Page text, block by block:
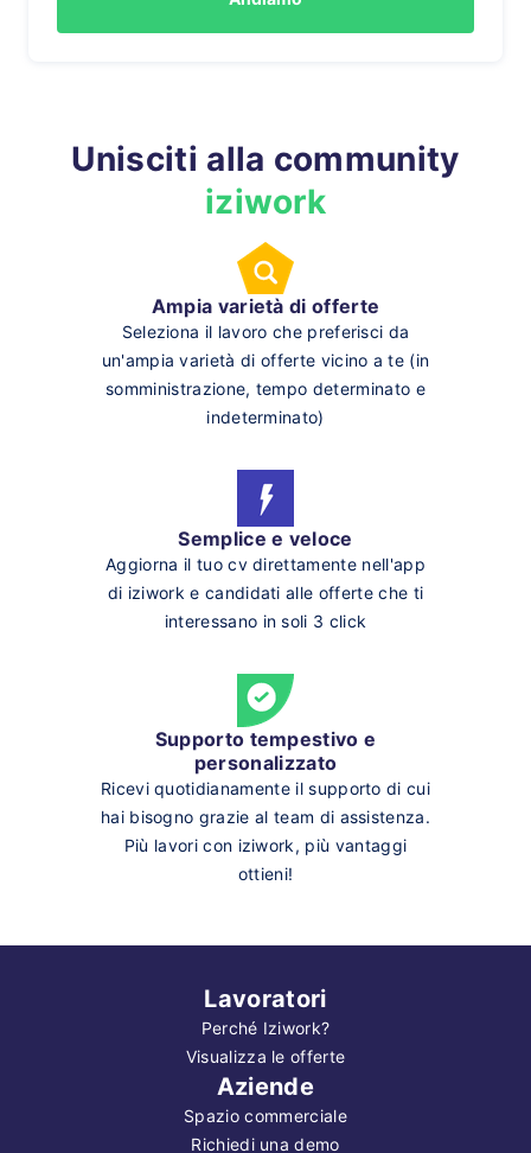
Unisciti alla community
iziwork
Ampia varietà di offerte
Seleziona il lavoro che preferisci da
un'ampia varietà di offerte vicino a te (in
somministrazione, tempo determinato e
indeterminato)
Semplice e veloce
Aggiorna il tuo cv direttamente nell'app
di iziwork e candidati alle offerte che ti
interessano in soli 3 click
Supporto tempestivo e
personalizzato
Ricevi quotidianamente il supporto di cui
hai bisogno grazie al team di assistenza.
Più lavori con iziwork, più vantaggi
ottieni!
Lavoratori
Perché Iziwork?
Visualizza le offerte
Aziende
Spazio commerciale
Richiedi una demo